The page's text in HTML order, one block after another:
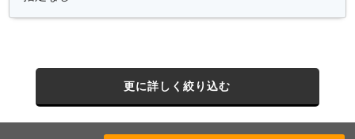
更に詳しく絞り込む